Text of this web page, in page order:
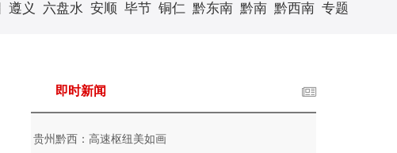
遵义 六盘水 安顺 毕节 铜仁 黔东南 黔南 黔西南 专题
即时新闻
贵州黔西：高速枢纽美如画